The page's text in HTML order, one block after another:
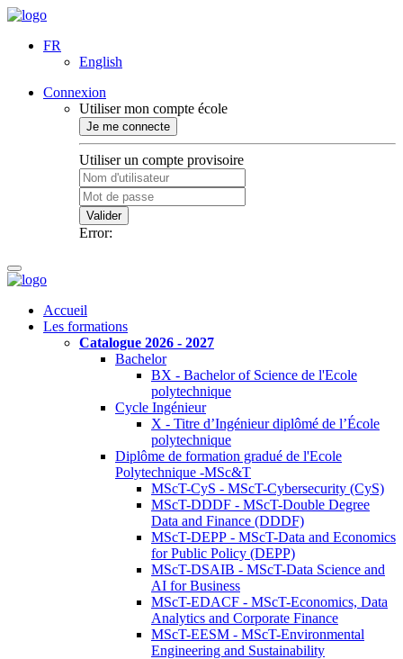
FR
English
Connexion
Utiliser mon compte école
Je me connecte
Utiliser un compte provisoire
Valider
Error:
Accueil
Les formations
Catalogue 2026 - 2027
Bachelor
BX - Bachelor of Science de l'Ecole
polytechnique
Cycle Ingénieur
X - Titre d’Ingénieur diplômé de l’École
polytechnique
Diplôme de formation gradué de l'Ecole
Polytechnique -MSc&T
MScT-CyS - MScT-Cybersecurity (CyS)
MScT-DDDF - MScT-Double Degree
Data and Finance (DDDF)
MScT-DEPP - MScT-Data and Economics
for Public Policy (DEPP)
MScT-DSAIB - MScT-Data Science and
AI for Business
MScT-EDACF - MScT-Economics, Data
Analytics and Corporate Finance
MScT-EESM - MScT-Environmental
Engineering and Sustainability